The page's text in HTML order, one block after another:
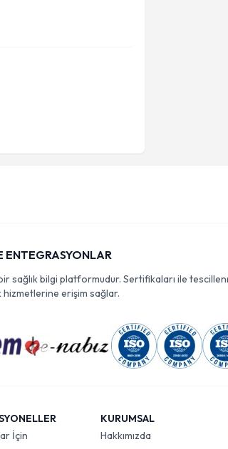
ENTEGRASYONLAR
sağlık bilgi platformudur. Sertifikaları ile
hizmetlerine erişim sağlar.
İçin
KURUMSAL
Hakkımızda